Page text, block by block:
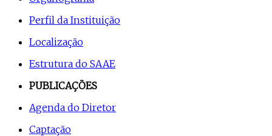
Perfil da Instituição
Localização
Estrutura do SAAE
PUBLICAÇÕES
Agenda do Diretor
Captação